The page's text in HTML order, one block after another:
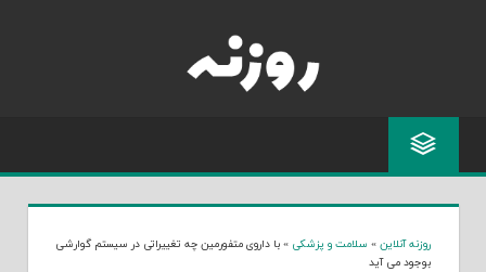
روزنه آنلاین » سلامت و پزشکی » با داروی متفورمین چه تغییراتی در سیستم گوارشی
بوجود می آید